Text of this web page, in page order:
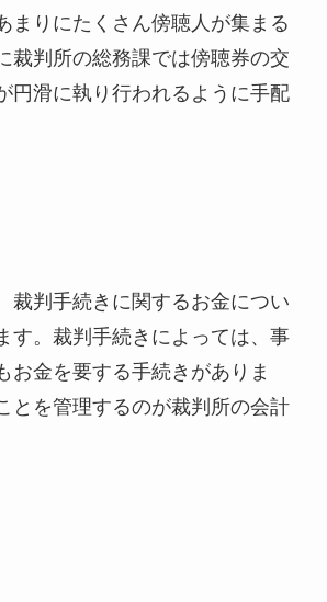
まりにたくさん傍聴人が集まる
裁判所の総務課では傍聴券の交
円滑に執り行われるように手配
裁判手続きに関するお金につい
す。裁判手続きによっては、事
お金を要する手続きがありま
とを管理するのが裁判所の会計